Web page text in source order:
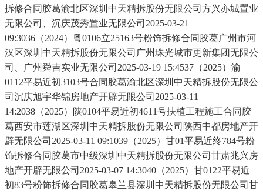
拆修合同胶葛渝北区深圳中天精拆股份无限公司方兴亦城置业
无限公司、沉庆茂秀置业无限公司2025-03-21
09:3036（2024）粤0106立25163号粉饰拆修合同胶葛广州市河
汉区深圳中天精拆股份无限公司广州珠光城市更新集团无限公
司、广州舜吉实业无限公司2025-03-19 15:4537（2025）渝
0112平易近初3103号合同胶葛渝北区深圳中天精拆股份无限公
司沉庆旭宇华锦房地产开辟无限公司2025-03-11
14:2038（2025）陕0104平易近初4611号扶植工程施工合同胶
葛西安市莲湖区深圳中天精拆股份无限公司陕西中都房地产开
辟无限公司2025-03-11 09:1039（2025）甘01平易近终784号粉
饰拆修合同胶葛市中级深圳中天精拆股份无限公司甘肃兆兴房
地产开辟无限公司2025-03-07 14:3040（2025）甘0122平易近
初83号粉饰拆修合同胶葛皋兰县深圳中天精拆股份无限公司甘